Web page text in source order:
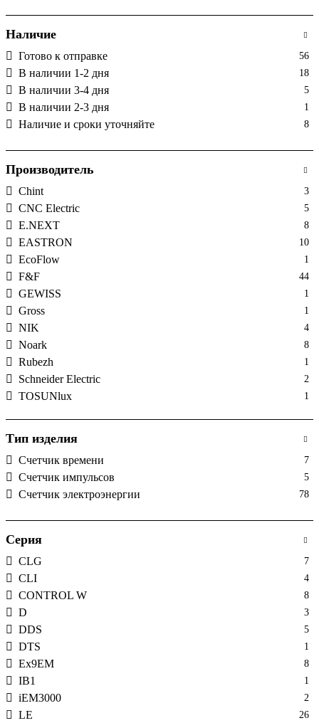
Наличие
Готово к отправке 56
В наличии 1-2 дня 18
В наличии 3-4 дня 5
В наличии 2-3 дня 1
Наличие и сроки уточняйте 8
Производитель
Chint 3
CNC Electric 5
E.NEXT 8
EASTRON 10
EcoFlow 1
F&F 44
GEWISS 1
Gross 1
NIK 4
Noark 8
Rubezh 1
Schneider Electric 2
TOSUNlux 1
Тип изделия
Счетчик времени 7
Счетчик импульсов 5
Счетчик электроэнергии 78
Серия
CLG 7
CLI 4
CONTROL W 8
D 3
DDS 5
DTS 1
Ex9EM 8
IB1 1
iEM3000 2
LE 26